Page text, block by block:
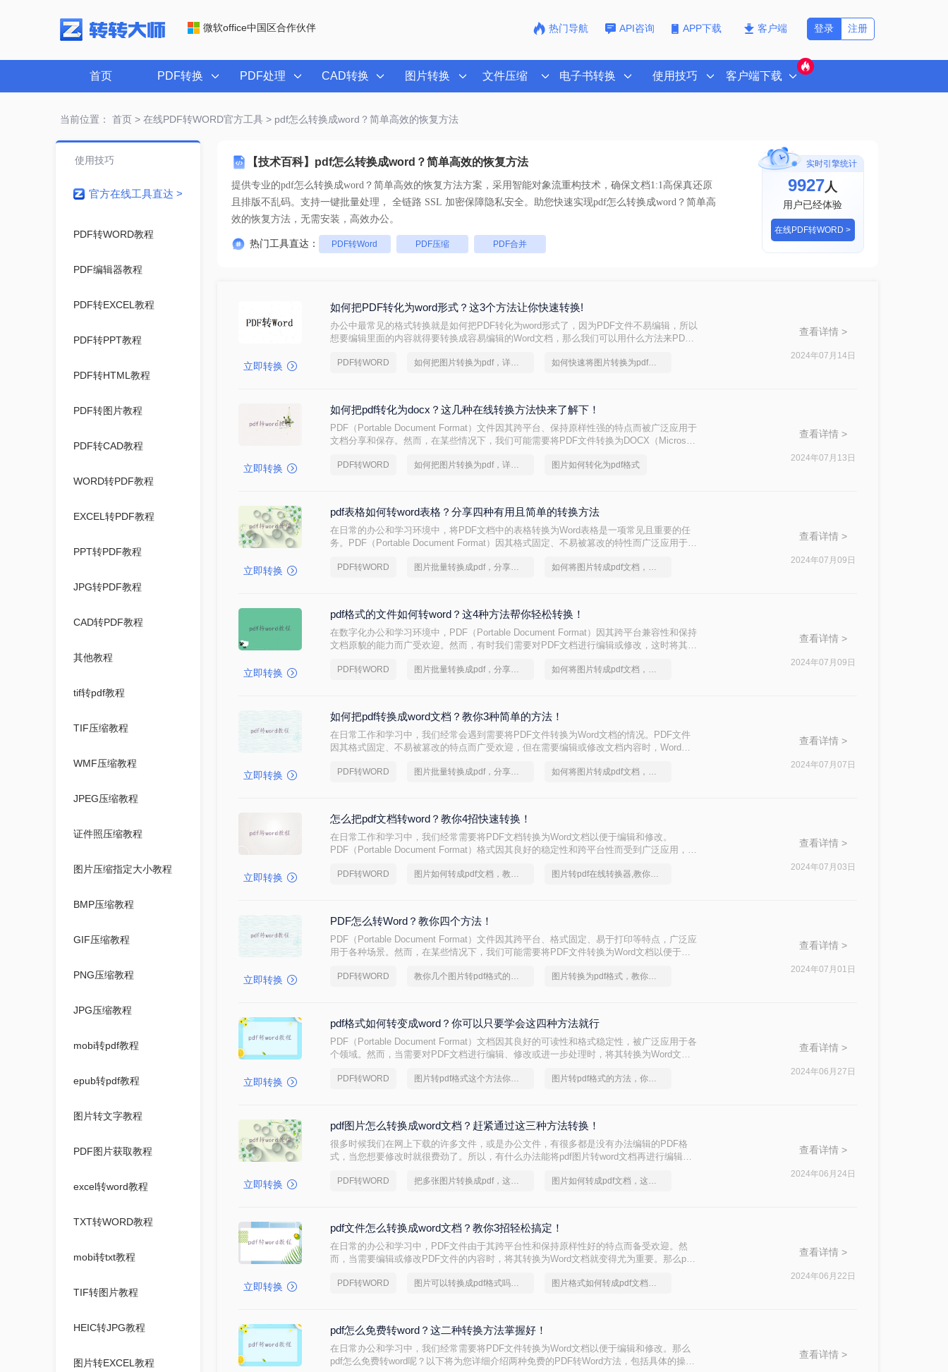
微软office中国区合作伙伴 热门导航 API咨询 APP下载 客户端 注册
登录
首页 PDF转换 PDF处理 CAD转换 图片转换 文件压缩 电子书转换 使用技巧 客户端下载
当前位置： 首页> 在线PDF转WORD官方工具> pdf怎么转换成word？简单高效的恢复方法
【技术百科】pdf怎么转换成word？简单高效的恢复方法
提供专业的pdf怎么转换成word？简单高效的恢复方法方案，采用智能对象流重构技术，确保文档1:1高保真还原
且排版不乱码。支持一键批量处理， 全链路 SSL 加密保障隐私安全。助您快速实现pdf怎么转换成word？简单高
效的恢复方法，无需安装，高效办公。
热门工具直达： PDF转Word PDF压缩 PDF合并
实时引擎统计
9927人
用户已经体验
在线PDF转WORD >
使用技巧
官方在线工具直达 >
PDF转WORD教程
PDF编辑器教程
PDF转EXCEL教程
PDF转PPT教程
PDF转HTML教程
PDF转图片教程
PDF转CAD教程
WORD转PDF教程
EXCEL转PDF教程
PPT转PDF教程
JPG转PDF教程
CAD转PDF教程
其他教程
tif转pdf教程
TIF压缩教程
WMF压缩教程
JPEG压缩教程
证件照压缩教程
图片压缩指定大小教程
BMP压缩教程
GIF压缩教程
PNG压缩教程
JPG压缩教程
mobi转pdf教程
epub转pdf教程
图片转文字教程
PDF图片获取教程
excel转word教程
TXT转WORD教程
mobi转txt教程
TIF转图片教程
HEIC转JPG教程
图片转EXCEL教程
立即转换
如何把PDF转化为word形式？这3个方法让你快速转换!
办公中最常见的格式转换就是如何把PDF转化为word形式了，因为PDF文件不易编辑，所以
想要编辑里面的内容就得要转换成容易编辑的Word文档，那么我们可以用什么方法来PDF
进行在线转换。
PDF转WORD 如何把图片转换为pdf，详细方法教学 如何快速将图片转换为pdf，值得一试的技巧
查看详情 >
2024年07月14日
立即转换
如何把pdf转化为docx？这几种在线转换方法快来了解下！
PDF（Portable Document Format）文件因其跨平台、保持原样性强的特点而被广泛应用于
文档分享和保存。然而，在某些情况下，我们可能需要将PDF文件转换为DOCX（Microsoft
文将介绍几种将PDF转化为DOCX的方法，帮助用户根据自己的需求选择合适的方式。
PDF转WORD 如何把图片转换为pdf，详细方法教学 图片如何转化为pdf格式
查看详情 >
2024年07月13日
立即转换
pdf表格如何转word表格？分享四种有用且简单的转换方法
在日常的办公和学习环境中，将PDF文档中的表格转换为Word表格是一项常见且重要的任
务。PDF（Portable Document Format）因其格式固定、不易被篡改的特性而广泛应用于文
么pdf表格如何转word表格呢？本文将深入探讨几种将PDF表格转换为Word表格的有效方
PDF转WORD 图片批量转换成pdf，分享一种简单的方法 如何将图片转成pdf文档，分享一种简单的方法
查看详情 >
2024年07月09日
立即转换
pdf格式的文件如何转word？这4种方法帮你轻松转换！
在数字化办公和学习环境中，PDF（Portable Document Format）因其跨平台兼容性和保持
文档原貌的能力而广受欢迎。然而，有时我们需要对PDF文档进行编辑或修改，这时将其转
PDF文件转换为Word文档的方法，并探讨各自的优缺点及适用场景。
PDF转WORD 图片批量转换成pdf，分享一种简单的方法 如何将图片转成pdf文档，分享一种简单的方法
查看详情 >
2024年07月09日
立即转换
如何把pdf转换成word文档？教你3种简单的方法！
在日常工作和学习中，我们经常会遇到需要将PDF文件转换为Word文档的情况。PDF文件
因其格式固定、不易被篡改的特点而广受欢迎，但在需要编辑或修改文档内容时，Word文
成Word文档的实用方法，帮助您轻松应对这一需求。
PDF转WORD 图片批量转换成pdf，分享一种简单的方法 如何将图片转成pdf文档，分享一种简单的方法
查看详情 >
2024年07月07日
立即转换
怎么把pdf文档转word？教你4招快速转换！
在日常工作和学习中，我们经常需要将PDF文档转换为Word文档以便于编辑和修改。
PDF（Portable Document Format）格式因其良好的稳定性和跨平台性而受到广泛应用，但
PDF文档转换为Word文档的方法，并简要概述每种方法的特点和适用场景。
PDF转WORD 图片如何转成pdf文档，教你一招搞定 图片转pdf在线转换器,教你一招轻松找回
查看详情 >
2024年07月03日
立即转换
PDF怎么转Word？教你四个方法！
PDF（Portable Document Format）文件因其跨平台、格式固定、易于打印等特点，广泛应
用于各种场景。然而，在某些情况下，我们可能需要将PDF文件转换为Word文档以便于编
完成转换。
PDF转WORD 教你几个图片转pdf格式的方法 图片转换为pdf格式，教你一个方法
查看详情 >
2024年07月01日
立即转换
pdf格式如何转变成word？你可以只要学会这四种方法就行
PDF（Portable Document Format）文档因其良好的可读性和格式稳定性，被广泛应用于各
个领域。然而，当需要对PDF文档进行编辑、修改或进一步处理时，将其转换为Word文档
的常用方法：
PDF转WORD 图片转pdf格式这个方法你学会了吗？ 图片转pdf格式的方法，你学会了吗
查看详情 >
2024年06月27日
立即转换
pdf图片怎么转换成word文档？赶紧通过这三种方法转换！
很多时候我们在网上下载的许多文件，或是办公文件，有很多都是没有办法编辑的PDF格
式，当您想要修改时就很费劲了。所以，有什么办法能将pdf图片转word文档再进行编辑
PDF转WORD 把多张图片转换成pdf，这个方法赶紧学起来 图片如何转成pdf文档，这个方法赶紧学起来
查看详情 >
2024年06月24日
立即转换
pdf文件怎么转换成word文档？教你3招轻松搞定！
在日常的办公和学习中，PDF文件由于其跨平台性和保持原样性好的特点而备受欢迎。然
而，当需要编辑或修改PDF文件的内容时，将其转换为Word文档就变得尤为重要。那么pdf
给出一些实用的技巧和注意事项。
PDF转WORD 图片可以转换成pdf格式吗，几招轻松搞定 图片格式如何转成pdf文档？几招轻松搞定
查看详情 >
2024年06月22日
pdf怎么免费转word？这二种转换方法掌握好！
在日常办公和学习中，我们经常需要将PDF文件转换为Word文档以便于编辑和修改。那么
pdf怎么免费转word呢？以下将为您详细介绍两种免费的PDF转Word方法，包括具体的操作
查看详情 >